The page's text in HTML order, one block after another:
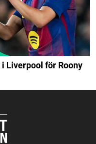
Liverpool för Roony